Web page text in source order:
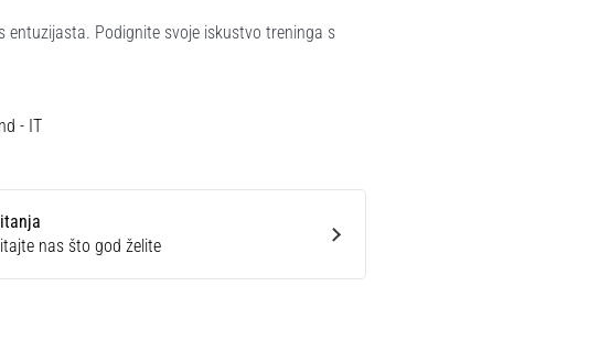
entuzijasta. Podignite svoje iskustvo treninga s
- IT
nas što god želite